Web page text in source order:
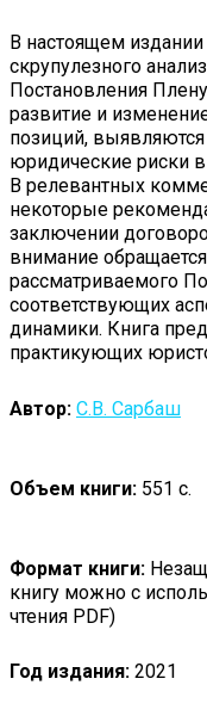
В настоящем
скрупулезного
Постановления
развитие и
позиций,
юридические риски
В релевантных
некоторые
заключении
внимание
рассматриваемого
соответствующих
динамики. Книга
практикующих
Автор: С.В. Сарбаш
Объем книги: 551 с.
Формат книги:
книгу можно с
чтения PDF)
Год издания: 2021